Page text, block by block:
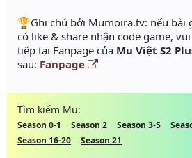
️🏆Ghi chú bởi Mumoira.tv: nếu bài
có like & share nhận code game,
tiếp tại Fanpage của Mu Việt S2
sau: Fanpage
Tìm kiếm Mu:
Season 0-1 Season 2 Season 3-5
Season 16-20
Season 21